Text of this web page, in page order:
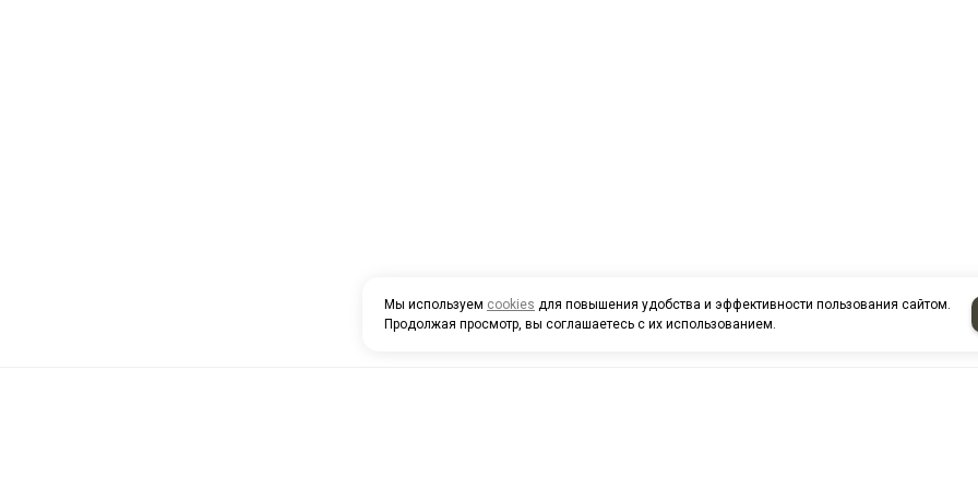
Мы используем cookies для повышения удобства и эффективности пользования сайтом.
Продолжая просмотр, вы соглашаетесь с их использованием.